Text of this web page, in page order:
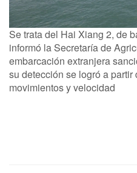
Se trata del Hai Xiang 2, de
informó la Secretaría de
embarcación extranjera
su detección se logró a
movimientos y velocidad